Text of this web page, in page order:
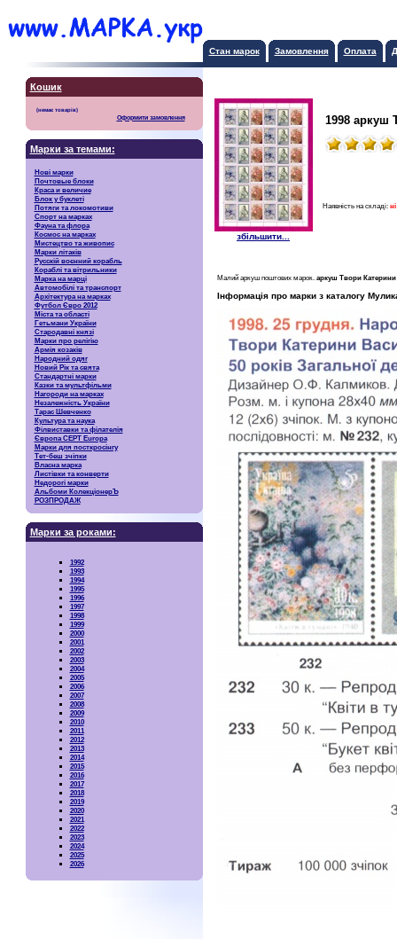
Стан марок Замовлення Оплата
Кошик
Оформити замовлення
Марки за темами:
Нові марки
Почтовые блоки
Краса и величие
Блок у буклеті
Потяги та локомотиви
Спорт на марках
Фауна та флора
Космос на марках
Мистецтво та живопис
Марки літаків
Русскiй воєнний корабль
Кораблі та вітрильники
Марка на марці
Автомобілі та транспорт
Архітектура на марках
Футбол Євро 2012
Міста та області
Гетьмани України
Стародавні князі
Марки про релігію
Армія козаків
Народний одяг
Новий Рік та свята
Стандартні марки
Казки та мультфільми
Нагороди на марках
Незалежність України
Тарас Шевченко
Культура та наука
Філвиставки та філателія
Європа CEPT Europa
Марки для посткросінгу
Тет-беш зчіпки
Власна марка
Листівки та конверти
Недорогі марки
Альбоми КолекціонерЪ
РОЗПРОДАЖ
Марки за роками:
1992
1993
1994
1995
1996
1997
1998
1999
2000
2001
2002
2003
2004
2005
2006
2007
2008
2009
2010
2011
2012
2013
2014
2015
2016
2017
2018
2019
2020
2021
2022
2023
2024
2025
2026
збільшити...
1998 аркуш
Наявність на складі: ні
Малий аркуш поштових марок. аркуш Твори Катерини
Інформація про марки з каталогу